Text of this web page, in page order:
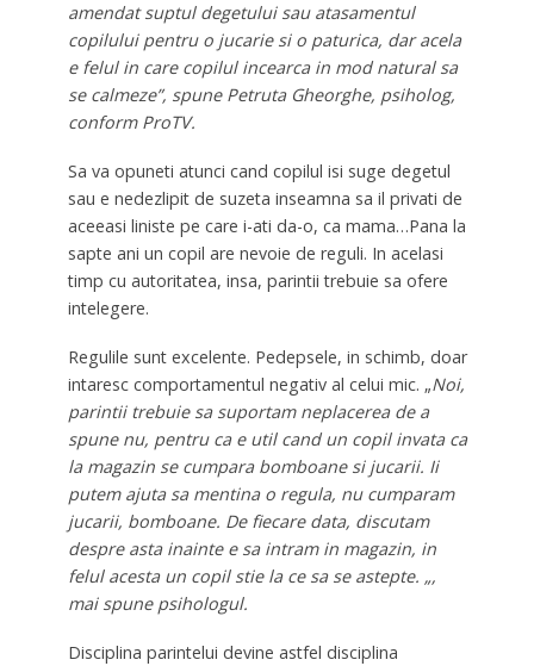
amendat suptul degetului sau atasamentul
copilului pentru o jucarie si o paturica, dar acela
e felul in care copilul incearca in mod natural sa
se calmeze”, spune Petruta Gheorghe, psiholog,
conform ProTV.
Sa va opuneti atunci cand copilul isi suge degetul
sau e nedezlipit de suzeta inseamna sa il privati de
aceeasi liniste pe care i-ati da-o, ca mama…Pana la
sapte ani un copil are nevoie de reguli. In acelasi
timp cu autoritatea, insa, parintii trebuie sa ofere
intelegere.
Regulile sunt excelente. Pedepsele, in schimb, doar
intaresc comportamentul negativ al celui mic. „Noi,
parintii trebuie sa suportam neplacerea de a
spune nu, pentru ca e util cand un copil invata ca
la magazin se cumpara bomboane si jucarii. Ii
putem ajuta sa mentina o regula, nu cumparam
jucarii, bomboane. De fiecare data, discutam
despre asta inainte e sa intram in magazin, in
felul acesta un copil stie la ce sa se astepte. „,
mai spune psihologul.
Disciplina parintelui devine astfel disciplina